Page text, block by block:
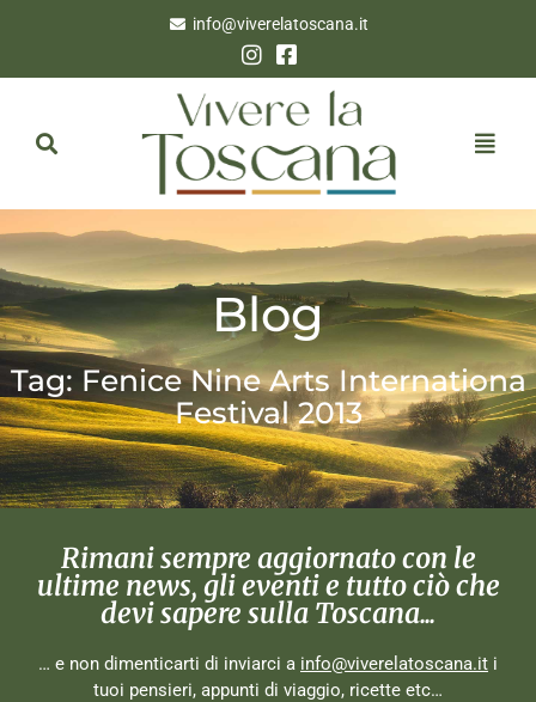
info@viverelatoscana.it
Blog
Tag: Fenice Nine Arts Internationa
Festival 2013
Rimani sempre aggiornato con le
ultime news, gli eventi e tutto ciò che
devi sapere sulla Toscana...
… e non dimenticarti di inviarci a info@viverelatoscana.it i
tuoi pensieri, appunti di viaggio, ricette etc…